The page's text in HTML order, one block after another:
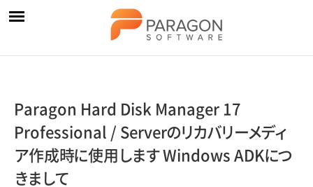
Paragon Hard Disk Manager 17
Professional / Serverのリカバリーメディ
ア作成時に使用 しますWindows ADKにつ
きま して